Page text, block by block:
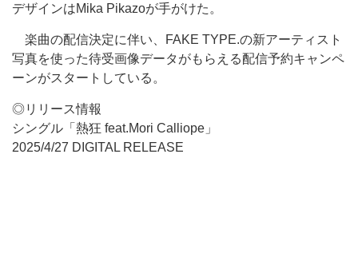
デザインはMika Pikazoが手がけた。
楽曲の配信決定に伴い、FAKE TYPE.の新アーティスト
写真を使った待受画像データがもらえる配信予約キャンペ
ーンがスタートしている。
◎リリース情報
シングル「熱狂 feat.Mori Calliope」
2025/4/27 DIGITAL RELEASE